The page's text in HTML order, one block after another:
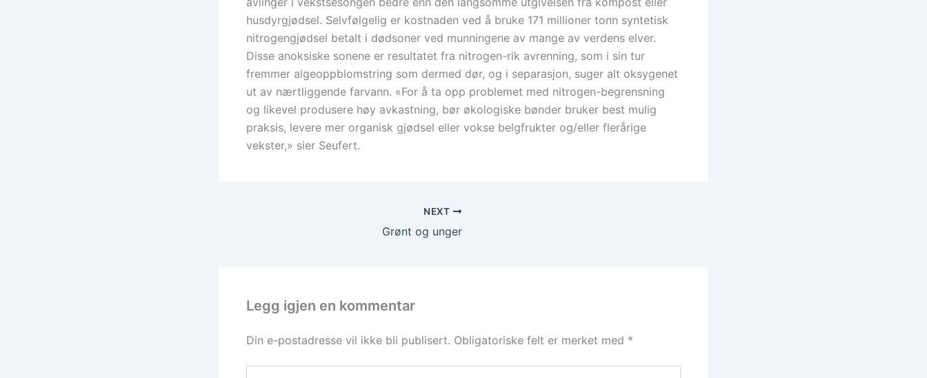
husdyrgjødsel. Selvfølgelig er kostnaden ved å bruke 171 millioner tonn syntetisk
nitrogengjødsel betalt i dødsoner ved munningene av mange av verdens elver.
Disse anoksiske sonene er resultatet fra nitrogen-rik avrenning, som i sin tur
fremmer algeoppblomstring som dermed dør, og i separasjon, suger alt oksygenet
ut av nærtliggende farvann. «For å ta opp problemet med nitrogen-begrensning
og likevel produsere høy avkastning, bør økologiske bønder bruker best mulig
praksis, levere mer organisk gjødsel eller vokse belgfrukter og/eller flerårige
vekster,» sier Seufert.
NEXT
Grønt og unger
Legg igjen en kommentar
Din e-postadresse vil ikke bli publisert. Obligatoriske felt er merket med *